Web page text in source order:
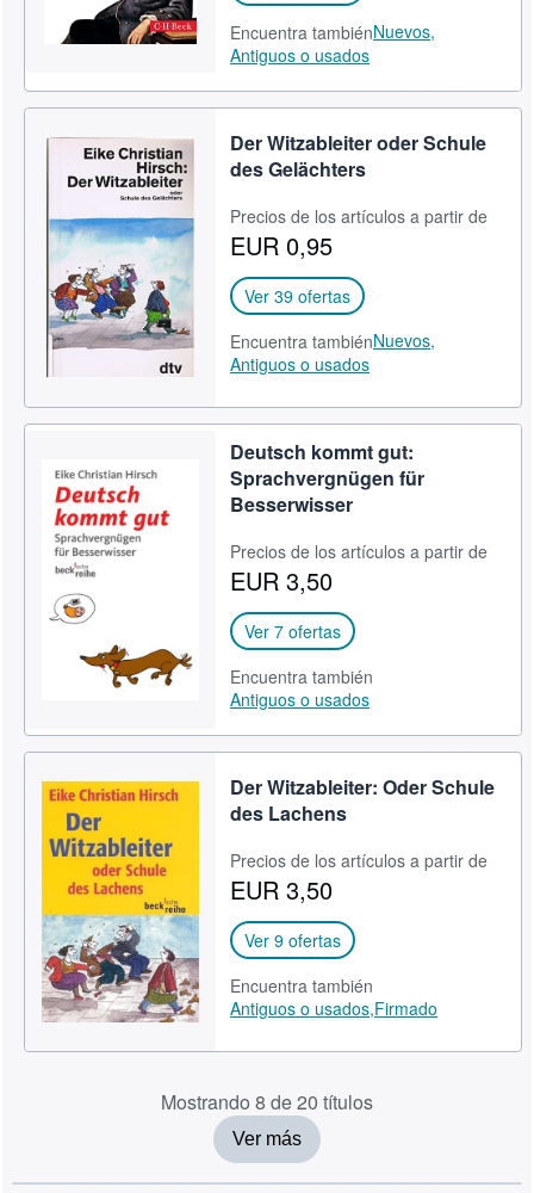
Encuentra tambiénNuevos,
Antiguos o usados
Der Witzableiter oder Schule
des Gelächters
Precios de los artículos a partir de
EUR 0,95
Ver 39 ofertas
Encuentra tambiénNuevos,
Antiguos o usados
Deutsch kommt gut:
Sprachvergnügen für
Besserwisser
Precios de los artículos a partir de
EUR 3,50
Ver 7 ofertas
Encuentra también
Antiguos o usados
Der Witzableiter: Oder Schule
des Lachens
Precios de los artículos a partir de
EUR 3,50
Ver 9 ofertas
Encuentra también
Antiguos o usados,Firmado
Mostrando 8 de 20 títulos
Ver más